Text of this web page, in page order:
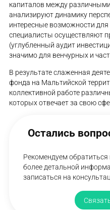
капиталов между
анализируют динамику
интересные возможности
специалисты осуществляют
(углубленный аудит
значимо для венчурных и
В результате слаженная
фонда на Мальтийской
коллективной работе
которых отвечает за свою
Остались
Рекомендуем
более детальной
записаться на